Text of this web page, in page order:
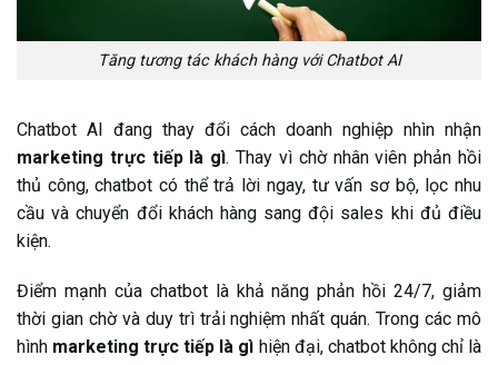
Tăng tương tác khách hàng với Chatbot AI
Chatbot AI đang thay đổi cách doanh nghiệp nhìn nhận
marketing trực tiếp là gì. Thay vì chờ nhân viên phản hồi
thủ công, chatbot có thể trả lời ngay, tư vấn sơ bộ, lọc nhu
cầu và chuyển đổi khách hàng sang đội sales khi đủ điều
kiện.
Điểm mạnh của chatbot là khả năng phản hồi 24/7, giảm
thời gian chờ và duy trì trải nghiệm nhất quán. Trong các mô
hình marketing trực tiếp là gì hiện đại, chatbot không chỉ là